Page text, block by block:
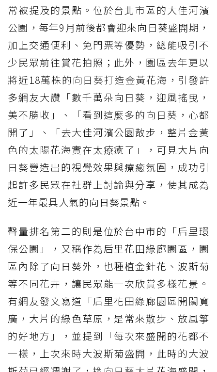
常被提及的景點。位於台北市區的大佳河濱
公園，每年9月前後都會迎來向日葵盛開期，
加上交通便利、免門票等優勢，總能吸引不
少民眾前往賞花拍照；此外，園區去年更以
將近18萬株的向日葵打造金黃花海，引發許
多網友大讚「數千萬朵向日葵，迎風搖曳，
美不勝收」、「看到這麼多的向日葵，心都
開了」、「去大佳河濱公園散步，整片金黃
色的太陽花海實在太療癒了」，可見大片向
日葵營造出的視覺效果與療癒氛圍，成功引
起許多民眾在社群上討論與分享，使其成為
近一年最具人氣的向日葵景點。
聲量排名第二的則是位於台中市的「后里環
保公園」，又稱作為后里花田綠廊園區，園
區內除了向日葵外，也種植金針花、波斯菊
等不同花卉，讓民眾能一次欣賞多樣花景。
有網友發文寫道「后里花田綠廊園區開闊寬
廣，大片的綠色草原，是常來散步、放風箏
的好地方」，並提到「每次來盛開的花都不
一樣，上次來時大波斯菊盛開，此時的大波